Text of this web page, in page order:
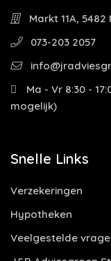
Markt 11A, 5482
073-203 2057
Ma - Vr 8:30 -
mogelijk)
Snelle Links
Verzekeringen
Hypotheken
Veelgestelde